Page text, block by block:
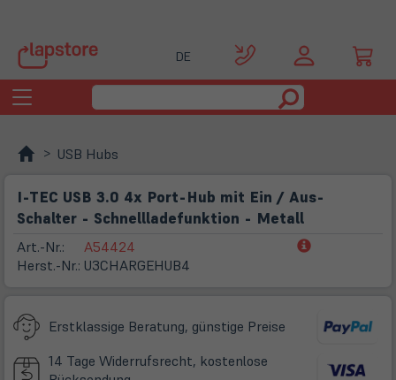
DE
Toggle
navigation
USB Hubs
I-TEC USB 3.0 4x Port-Hub mit Ein / Aus-
Schalter - Schnellladefunktion - Metall
Art.-Nr.:
Herst.-Nr.:
A54424
U3CHARGEHUB4
(öffnet
Erstklassige Beratung, günstige Preise
14 Tage Widerrufsrecht, kostenlose